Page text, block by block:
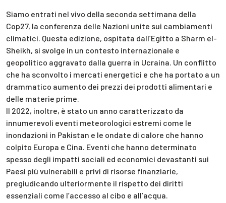
Siamo entrati nel vivo della seconda settimana della
Cop27, la conferenza delle Nazioni unite sui cambiamenti
climatici. Questa edizione, ospitata dall’Egitto a Sharm el-
Sheikh, si svolge in un contesto internazionale e
geopolitico aggravato dalla guerra in Ucraina. Un conflitto
che ha sconvolto i mercati energetici e che ha portato a un
drammatico aumento dei prezzi dei prodotti alimentari e
delle materie prime.
Il 2022, inoltre, è stato un anno caratterizzato da
innumerevoli eventi meteorologici estremi come le
inondazioni in Pakistan e le ondate di calore che hanno
colpito Europa e Cina. Eventi che hanno determinato
spesso degli impatti sociali ed economici devastanti sui
Paesi più vulnerabili e privi di risorse finanziarie,
pregiudicando ulteriormente il rispetto dei diritti
essenziali come l’accesso al cibo e all’acqua.